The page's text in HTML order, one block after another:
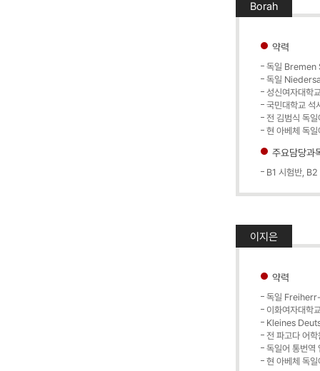
Borah
약력
독일
독일
성신여자대학
국민대학교 석
전 김범식 독
현 아베체 독
주요담당과
B1 시험반,
이지은
약력
독일
이화여자대학
Kleines
전 파고다 어
독일어 통번역
현 아베체 독